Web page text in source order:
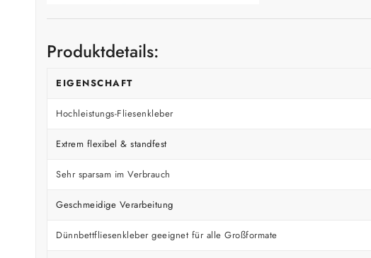
Produktdetails:
EIGENSCHAFT
Hochleistungs-Fliesenkleber
Extrem flexibel & standfest
Sehr sparsam im Verbrauch
Geschmeidige Verarbeitung
Dünnbettfliesenkleber geeignet für alle Großformate